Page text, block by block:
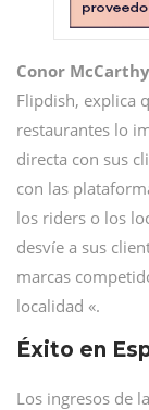
Conor
Flipdish, explica
restaurantes lo
directa con sus
con las
los riders o los
desvíe a sus
marcas
localidad «.
Éxito en
Los ingresos de